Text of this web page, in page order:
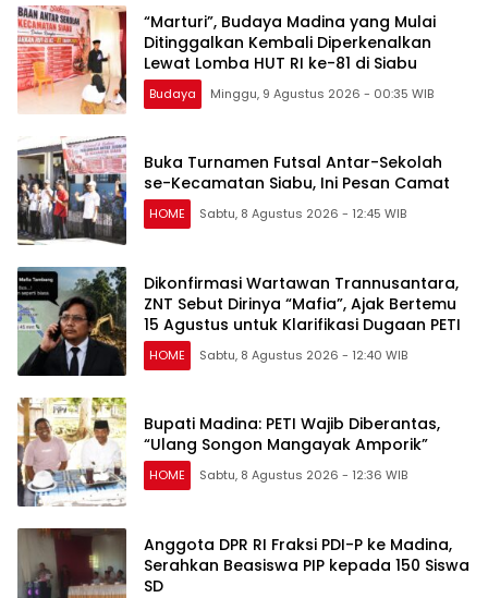
“Marturi”, Budaya Madina yang Mulai
Ditinggalkan Kembali Diperkenalkan
Lewat Lomba HUT RI ke-81 di Siabu
Budaya Minggu, 9 Agustus 2026 - 00:35 WIB
Buka Turnamen Futsal Antar-Sekolah
se-Kecamatan Siabu, Ini Pesan Camat
HOME Sabtu, 8 Agustus 2026 - 12:45 WIB
Dikonfirmasi Wartawan Trannusantara,
ZNT Sebut Dirinya “Mafia”, Ajak Bertemu
15 Agustus untuk Klarifikasi Dugaan PETI
HOME Sabtu, 8 Agustus 2026 - 12:40 WIB
Bupati Madina: PETI Wajib Diberantas,
“Ulang Songon Mangayak Amporik”
HOME Sabtu, 8 Agustus 2026 - 12:36 WIB
Anggota DPR RI Fraksi PDI-P ke Madina,
Serahkan Beasiswa PIP kepada 150 Siswa
SD